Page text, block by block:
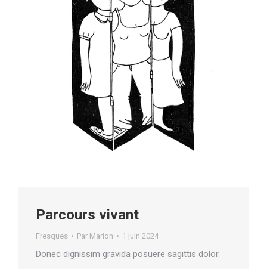
Parcours vivant
Fresques Par Marion 1 juin 2024
Donec dignissim gravida posuere sagittis dolor.